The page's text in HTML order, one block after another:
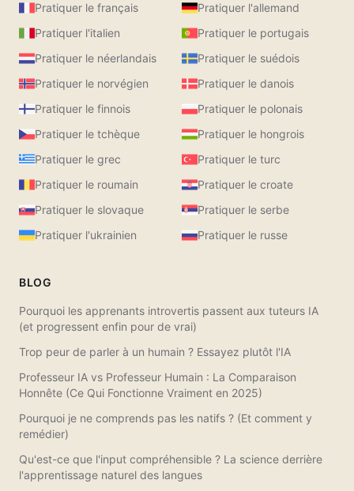
Pratiquer le français
Pratiquer l'allemand
Pratiquer l'italien
Pratiquer le portugais
Pratiquer le néerlandais
Pratiquer le suédois
Pratiquer le norvégien
Pratiquer le danois
Pratiquer le finnois
Pratiquer le polonais
Pratiquer le tchèque
Pratiquer le hongrois
Pratiquer le grec
Pratiquer le turc
Pratiquer le roumain
Pratiquer le croate
Pratiquer le slovaque
Pratiquer le serbe
Pratiquer l'ukrainien
Pratiquer le russe
BLOG
Pourquoi les apprenants introvertis passent aux tuteurs IA
(et progressent enfin pour de vrai)
Trop peur de parler à un humain ? Essayez plutôt l'IA
Professeur IA vs Professeur Humain : La Comparaison
Honnête (Ce Qui Fonctionne Vraiment en 2025)
Pourquoi je ne comprends pas les natifs ? (Et comment y
remédier)
Qu'est-ce que l'input compréhensible ? La science derrière
l'apprentissage naturel des langues